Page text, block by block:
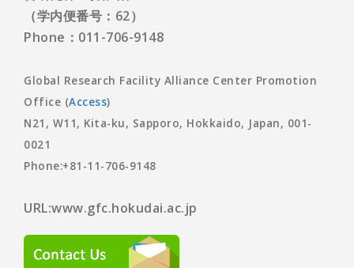
（学内便番号：62）
Phone：011-706-9148
Global Research Facility Alliance Center Promotion
Office (Access)
N21, W11, Kita-ku, Sapporo, Hokkaido, Japan, 001-
0021
Phone:+81-11-706-9148
URL:www.gfc.hokudai.ac.jp